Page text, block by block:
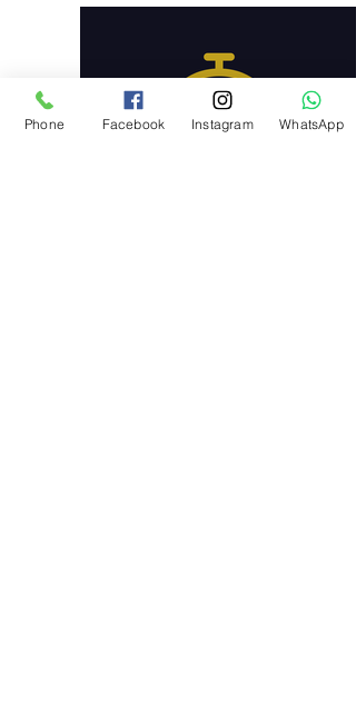
Phone Facebook Instagram WhatsApp